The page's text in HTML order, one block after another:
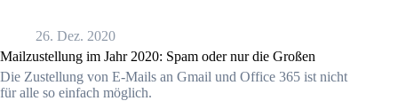
26. Dez. 2020
Mailzustellung im Jahr 2020: Spam oder nur die Großen
Die Zustellung von E-Mails an Gmail und Office 365 ist nicht
für alle so einfach möglich.